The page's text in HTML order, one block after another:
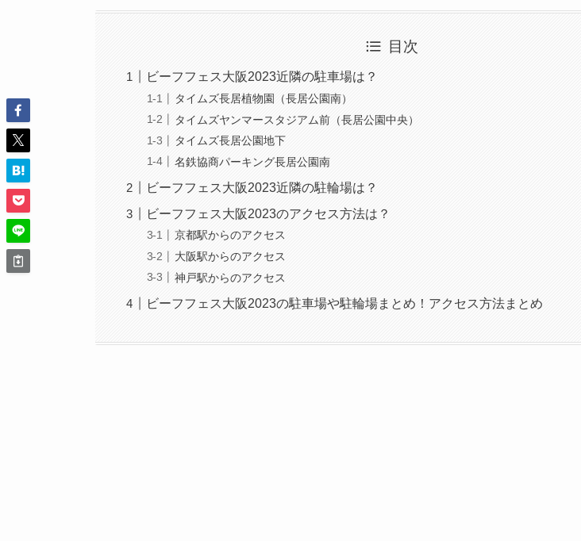
目次
ビーフフェス大阪2023近隣の駐車場は？
タイムズ長居植物園（長居公園南）
タイムズヤンマースタジアム前（長居公園中央）
タイムズ長居公園地下
名鉄協商パーキング長居公園南
ビーフフェス大阪2023近隣の駐輪場は？
ビーフフェス大阪2023のアクセス方法は？
京都駅からのアクセス
大阪駅からのアクセス
神戸駅からのアクセス
ビーフフェス大阪2023の駐車場や駐輪場まとめ！アクセス方法まとめ